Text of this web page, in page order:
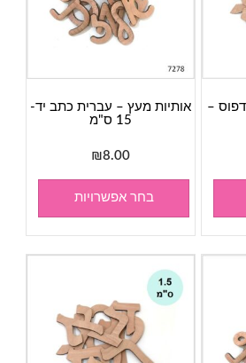
–
אותיות מעץ – עברית כתב יד-
15 ס"מ
₪8.00
בחר אפשרויות